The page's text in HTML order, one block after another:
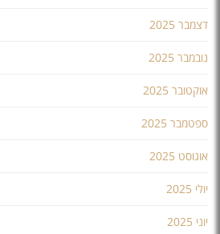
דצמבר 2025
נובמבר 2025
אוקטובר 2025
ספטמבר 2025
אוגוסט 2025
יולי 2025
יוני 2025